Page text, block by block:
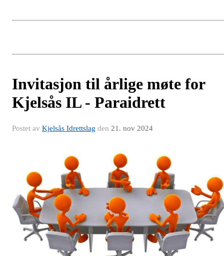
Invitasjon til årlige møte for
Kjelsås IL - Paraidrett
Postet av Kjelsås Idrettslag den 21. nov 2024